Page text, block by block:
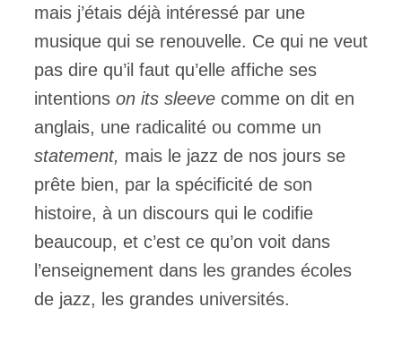
mais j’étais déjà intéressé par une
musique qui se renouvelle. Ce qui ne veut
pas dire qu’il faut qu’elle affiche ses
intentions on its sleeve comme on dit en
anglais, une radicalité ou comme un
statement, mais le jazz de nos jours se
prête bien, par la spécificité de son
histoire, à un discours qui le codifie
beaucoup, et c’est ce qu’on voit dans
l’enseignement dans les grandes écoles
de jazz, les grandes universités.